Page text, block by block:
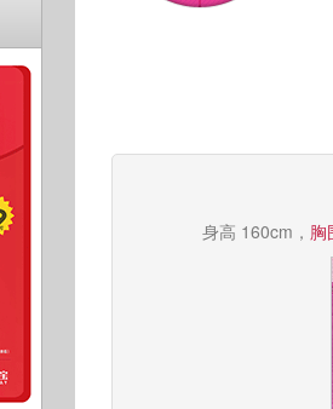
身高 160cm， 胸